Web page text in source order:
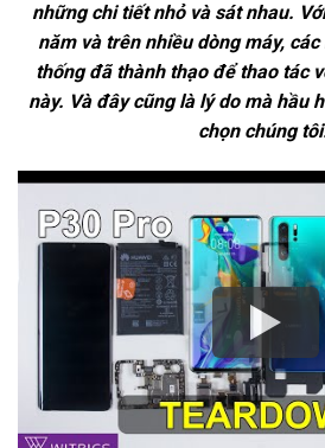
những chi tiết nhỏ và sát nhau.
năm và trên nhiều dòng máy,
thống đã thành thạo để thao tác
này. Và đây cũng là lý do mà hầu
chọn chúng